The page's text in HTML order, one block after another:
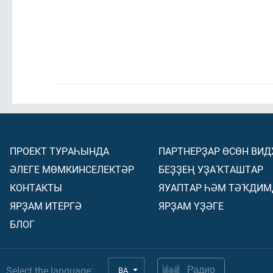
ПРОЕКТ ТУРАҺЫНДА
ӘЛЕГЕ МӨМКИНСЕЛЕКТӘР
КОНТАКТЫ
ЯРҘАМ ИТЕРГӘ
БЛОГ
ПАРТНЕРҘАР ӨСӨН
БЕҘҘЕҢ УҘАҠТАШТАР
ЯУАПТАР ҺӘМ
ЯРҘАМ ҮҘӘГЕ
Select the language: BA Радио